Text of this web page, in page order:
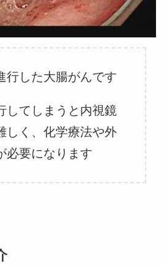
行した大腸がんです
してしまうと内視鏡
しく、化学療法や外
必要になります